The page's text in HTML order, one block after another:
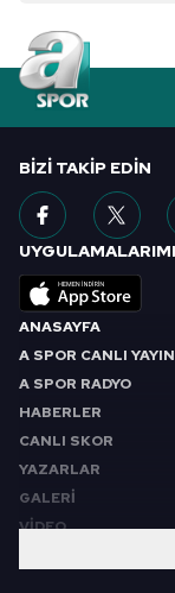
ANASAYFA
A SPOR CANLI YAYIN
A SPOR RADYO
HABERLER
CANLI SKOR
YAZARLAR
GALERİ
VİDEO
BIZI TAKIP EDIN